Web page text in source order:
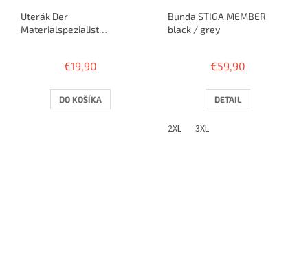
Uterák Der
Materialspezialist
€19,90
DO KOŠÍKA
Bunda STIGA MEMBER
black / grey
€59,90
DETAIL
2XL 3XL